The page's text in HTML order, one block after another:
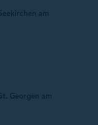
am
Georgen am